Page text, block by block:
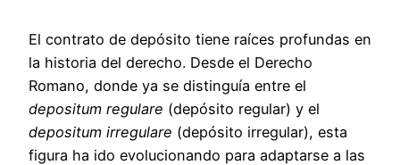
El contrato de depósito tiene raíces profundas en
la historia del derecho. Desde el Derecho
Romano, donde ya se distinguía entre el
depositum regulare (depósito regular) y el
depositum irregulare (depósito irregular), esta
figura ha ido evolucionando para adaptarse a las